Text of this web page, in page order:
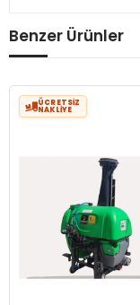
Benzer Ürünler
ÜCRETSİZ
NAKLİYE